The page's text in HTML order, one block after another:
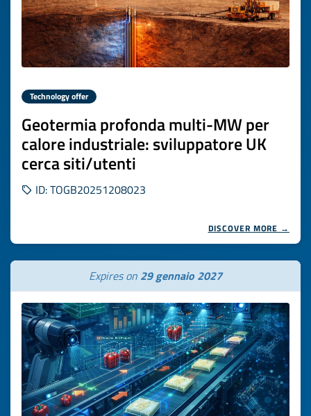
Technology offer
Geotermia profonda multi-MW per
calore industriale: sviluppatore UK
cerca siti/utenti
ID: TOGB20251208023
DISCOVER MORE →
Expires on 29 gennaio 2027